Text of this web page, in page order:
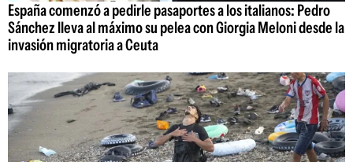
España comenzó a pedirle pasaportes a los italianos: Pedro
Sánchez lleva al máximo su pelea con Giorgia Meloni desde la
invasión migratoria a Ceuta